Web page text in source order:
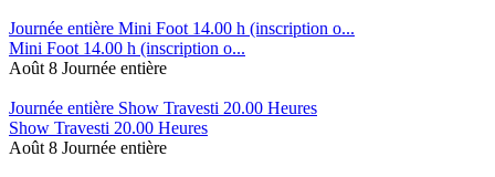
Journée entière Mini Foot 14.00 h (inscription o...
Mini Foot 14.00 h (inscription o...
Août 8 Journée entière
Journée entière Show Travesti 20.00 Heures
Show Travesti 20.00 Heures
Août 8 Journée entière